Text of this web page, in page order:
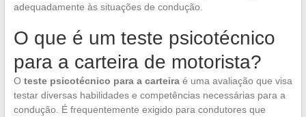
adequadamente às situações de condução.
O que é um teste psicotécnico
para a carteira de motorista?
O teste psicotécnico para a carteiraé uma avaliação que visa
testar diversas habilidades e competências necessárias para a
condução. É frequentemente exigido para condutores que